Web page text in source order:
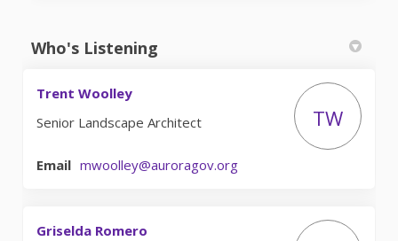
Who's Listening
Trent Woolley
Senior Landscape Architect
TW
Email mwoolley@auroragov.org(External link)
Griselda Romero